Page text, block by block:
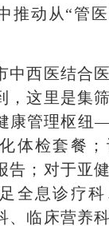
推动从“管
西医结合医
，这里是集筛
康管理枢纽
体检套餐
告；对于亚
全息诊疗
、临床营养